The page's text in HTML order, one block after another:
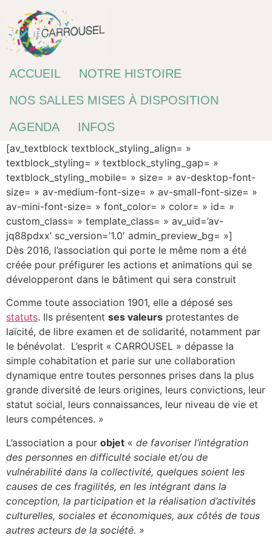
contenu
ACCUEIL
NOTRE HISTOIRE
NOS SALLES MISES À DISPOSITION
AGENDA
INFOS
[av_textblock textblock_styling_align= »
textblock_styling= » textblock_styling_gap= »
textblock_styling_mobile= » size= » av-desktop-font-
size= » av-medium-font-size= » av-small-font-size= »
av-mini-font-size= » font_color= » color= » id= »
custom_class= » template_class= » av_uid=’av-
jq88pdxx’ sc_version=’1.0′ admin_preview_bg= »]
Dès 2016, l’association qui porte le même nom a été
créée pour préfigurer les actions et animations qui se
développeront dans le bâtiment qui sera construit
Comme toute association 1901, elle a déposé ses
statuts. Ils présentent ses valeurs protestantes de
laïcité, de libre examen et de solidarité, notamment par
le bénévolat. L’esprit « CARROUSEL » dépasse la
simple cohabitation et parie sur une collaboration
dynamique entre toutes personnes prises dans la plus
grande diversité de leurs origines, leurs convictions, leur
statut social, leurs connaissances, leur niveau de vie et
leurs compétences. »
L’association a pour objet « de favoriser l’intégration
des personnes en difficulté sociale et/ou de
vulnérabilité dans la collectivité, quelques soient les
causes de ces fragilités, en les intégrant dans la
conception, la participation et la réalisation d’activités
culturelles, sociales et économiques, aux côtés de tous
autres acteurs de la société. »